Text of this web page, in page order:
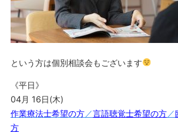
という方は個別相談会もございます
《平日》
04月 16日(木)
作業療法士希望の方／言語聴覚士希望の方／
方